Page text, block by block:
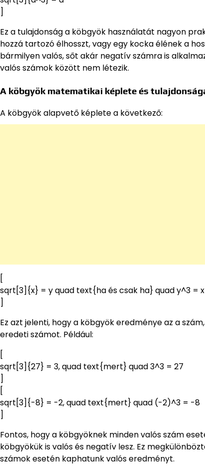
]
Ez a tulajdonság a köbgyök használatát nagyon
hozzá tartozó élhosszt, vagy egy kocka élének a
bármilyen valós, sőt akár negatív számra is
valós számok között nem létezik.
A köbgyök matematikai képlete és
A köbgyök alapvető képlete a következő:
[
sqrt[3]{x} = y quad text{ha és csak ha} quad y^3 = x
]
Ez azt jelenti, hogy a köbgyök eredménye az a
eredeti számot. Például:
[
sqrt[3]{27} = 3, quad text{mert} quad 3^3 = 27
]
[
sqrt[3]{-8} = -2, quad text{mert} quad (-2)^3 = -8
]
Fontos, hogy a köbgyöknek minden valós szám
köbgyökük is valós és negatív lesz. Ez
számok esetén kaphatunk valós eredményt.